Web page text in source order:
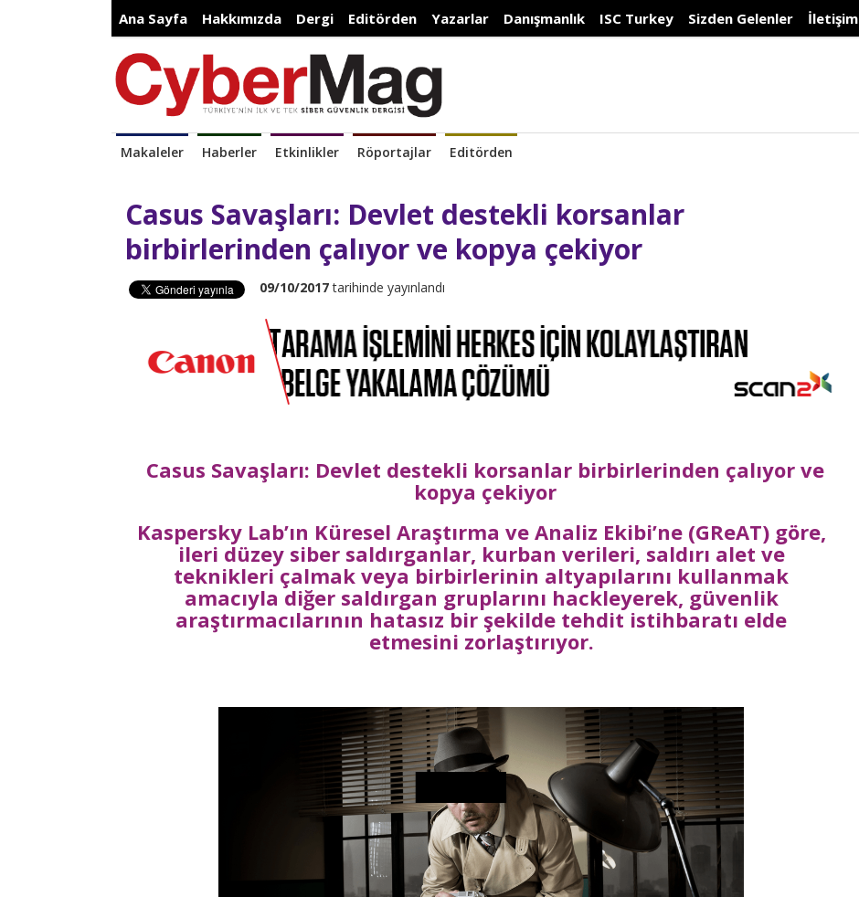
Ana Sayfa Hakkımızda Dergi Editörden Yazarlar Danışmanlık ISC Turkey Sizden Gelenler İletişim
Makaleler Haberler Etkinlikler Röportajlar Editörden
Casus Savaşları: Devlet destekli korsanlar
birbirlerinden çalıyor ve kopya çekiyor
09/10/2017tarihinde yayınlandı
Casus Savaşları: Devlet destekli korsanlar birbirlerinden çalıyor ve
kopya çekiyor
Kaspersky Lab’ın Küresel Araştırma ve Analiz Ekibi’ne (GReAT) göre,
ileri düzey siber saldırganlar, kurban verileri, saldırı alet ve
teknikleri çalmak veya birbirlerinin altyapılarını kullanmak
amacıyla diğer saldırgan gruplarını hackleyerek, güvenlik
araştırmacılarının hatasız bir şekilde tehdit istihbaratı elde
etmesini zorlaştırıyor.